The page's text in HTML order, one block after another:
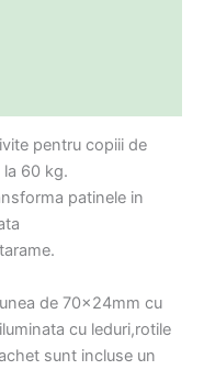
pentru copiii de
60 kg.
patinele in
de 70x24mm cu
cu leduri,rotile
sunt incluse un